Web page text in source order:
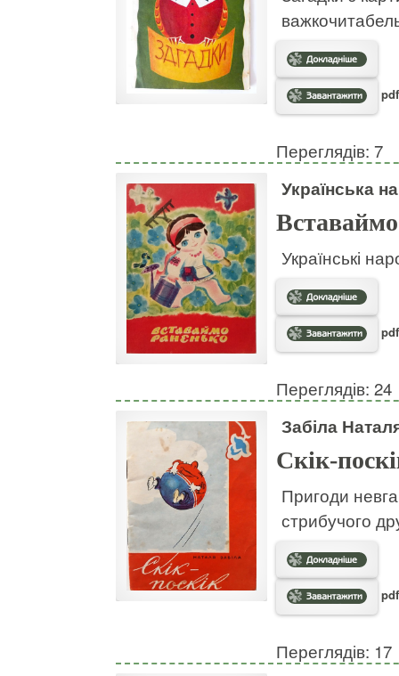
Переглядів: 7
Українська
Українські
Переглядів: 24
Забіла
Скік-
Пригоди
стрибучого
Переглядів: 17